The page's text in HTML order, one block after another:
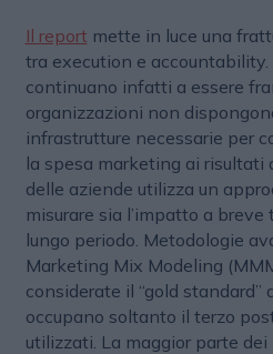
Il report mette in luce una
tra execution e
continuano infatti a essere
organizzazioni non
infrastrutture necessarie per
la spesa marketing ai risultati
delle aziende utilizza un
misurare sia l’impatto a
lungo periodo. Metodologie
Marketing Mix Modeling
considerate il “gold standard”
occupano soltanto il terzo
utilizzati. La maggior parte